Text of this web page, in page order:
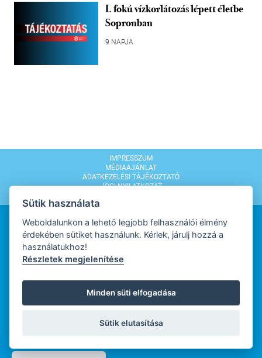
I. fokú vízkorlátozás lépett életbe
Sopronban
9 NAPJA
IMPRESSZUM
MÉDIAAJÁNLAT
ADATKEZELÉSI TÁJÉKOZTATÓ
JOGI NYILATKOZAT
WEBDESIGN
WEBFEJLESZTŐ
Sütik használata
Weboldalunkon a lehető legjobb felhasználói élmény
érdekében sütiket használunk. Kérlek, járulj hozzá a
használatukhoz!
Részletek megjelenítése
Minden süti elfogadása
Sütik elutasítása